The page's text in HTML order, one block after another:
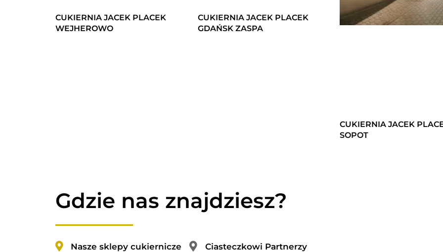
CUKIERNIA JACEK PLACEK
WEJHEROWO
CUKIERNIA JACEK PLACEK
GDAŃSK ZASPA
CUKIERNIA JACEK
SOPOT
Gdzie nas znajdziesz?
Nasze sklepy cukiernicze Ciasteczkowi Partnerzy